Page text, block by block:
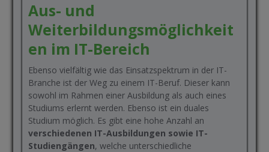
Aus- und
Weiterbildungsmöglichkeit
en im IT-Bereich
Ebenso vielfältig wie das Einsatzspektrum in der IT-
Branche ist der Weg zu einem IT-Beruf. Dieser kann
sowohl im Rahmen einer Ausbildung als auch eines
Studiums erlernt werden. Ebenso ist ein duales
Studium möglich. Es gibt eine hohe Anzahl an
verschiedenen IT-Ausbildungen sowie IT-
Studiengängen, welche unterschiedliche